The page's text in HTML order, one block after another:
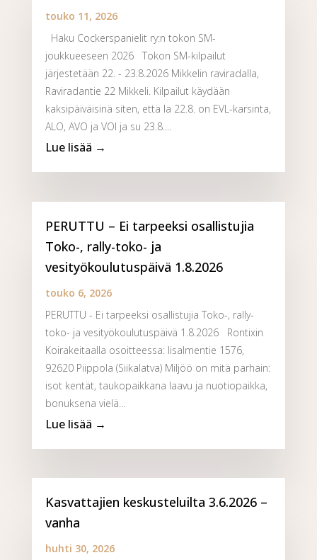
touko 11, 2026
Haku Cockerspanielit ry:n tokon SM-
joukkueeseen 2026 Tokon SM-kilpailut
järjestetään 22. - 23.8.2026 Mikkelin raviradalla,
Raviradantie 22 Mikkeli. Kilpailut käydään
kaksipäiväisinä siten, että la 22.8. on EVL-karsinta,
ALO, AVO ja VOI ja su 23.8....
PERUTTU – Ei tarpeeksi osallistujia
Toko-, rally-toko- ja
vesityökoulutuspäivä 1.8.2026
touko 6, 2026
PERUTTU - Ei tarpeeksi osallistujia Toko-, rally-
toko- ja vesityökoulutuspäivä 1.8.2026 Rontixin
Koirakeitaalla osoitteessa: Iisalmentie 1576,
92620 Piippola (Siikalatva) Miljöö on mitä parhain:
isot kentät, taukopaikkana laavu ja nuotiopaikka,
bonuksena vielä...
Kasvattajien keskusteluilta 3.6.2026 –
vanha
huhti 30, 2026